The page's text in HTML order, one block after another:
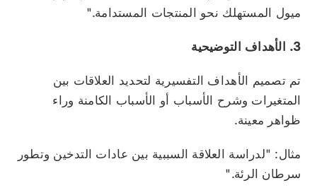
ميول المستهلك نحو المنتجات المستدامة."
3. الأهداف التوضيحية
تم تصميم الأهداف التفسيرية لتحديد العلاقات بين
المتغيرات وشرح الأسباب أو الأسباب الكامنة وراء
ظواهر معينة.
مثال: "لدراسة العلاقة السببية بين عادات التدخين وتطور
سرطان الرئة."